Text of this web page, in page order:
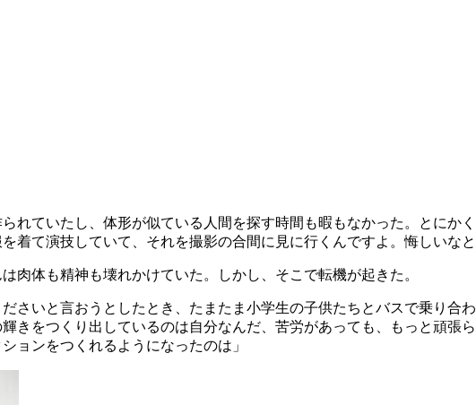
れていたし、体形が似ている人間を探す時間も暇もなかった。とに
着て演技していて、それを撮影の合間に見に行くんですよ。悔しいな
肉体も精神も壊れかけていた。しかし、そこで転機が起きた。
さいと言おうとしたとき、たまたま小学生の子供たちとバスで乗り
きをつくり出しているのは自分なんだ、苦労があっても、もっと頑張
ョンをつくれるようになったのは」